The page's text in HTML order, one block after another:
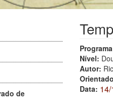
de
Nível:
Autor:
Data: